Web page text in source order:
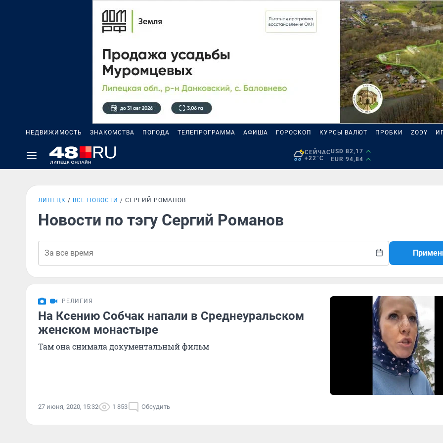
НЕДВИЖИМОСТЬ ЗНАКОМСТВА ПОГОДА ТЕЛЕПРОГРАММА АФИША ГОРОСКОП КУРСЫ ВАЛЮТ ПРОБКИ ZODY
СЕЙЧАС
+22°C
USD 82,17
EUR 94,84
ЛИПЕЦК ВСЕ НОВОСТИ СЕРГИЙ РОМАНОВ
Новости по тэгу Сергий Романов
РЕЛИГИЯ
На Ксению Собчак напали в Среднеуральском
женском монастыре
Там она снимала документальный фильм
27 июня, 2020, 15:32 1 853 Обсудить